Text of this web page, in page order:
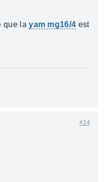
que layam mg16/4 est
#14